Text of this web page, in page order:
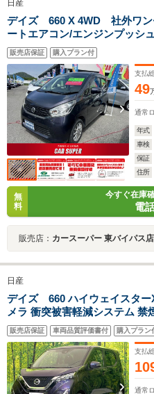
日産
デイズ 660 X 4WD 社外ワン
ートエアコン/エンジンプッシ
シートヒーター/アイドリング
ル
販売店保証 購入プラン付
支払
49
通常
年式
車検
保証
住所
無
料
今すぐ在庫
電
販売店： カースーパー 東バイパス店
日産
デイズ 660 ハイウェイスタ
メラ 衝突被害軽減システム 禁
ンサー スマートキー LEDヘッ
ミ オートハイビーム オートラ
販売店保証 車両品質評価書付 購入プラン
支払
通常